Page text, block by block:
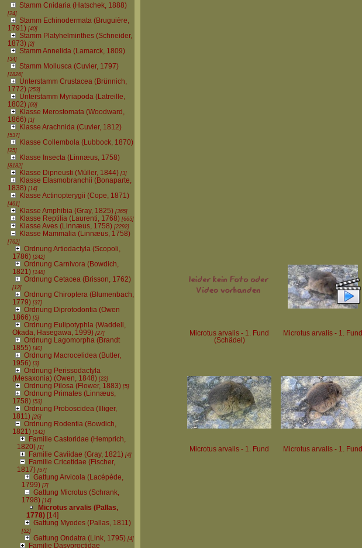
Stamm Cnidaria (Hatschek, 1888)
[24]
Stamm Echinodermata (Bruguière,
1791)[40]
Stamm Platyhelminthes (Schneider,
1873)[2]
Stamm Annelida (Lamarck, 1809)
[34]
Stamm Mollusca (Cuvier, 1797)
[1826]
Unterstamm Crustacea (Brünnich,
1772)[253]
Unterstamm Myriapoda (Latreille,
1802)[69]
Klasse Merostomata (Woodward,
1866)[1]
Klasse Arachnida (Cuvier, 1812)
[537]
Klasse Collembola (Lubbock, 1870)
[25]
Klasse Insecta (Linnæus, 1758)
[8182]
Klasse Dipneusti (Müller, 1844)[3]
Klasse Elasmobranchii (Bonaparte,
1838)[14]
Klasse Actinopterygii (Cope, 1871)
[461]
Klasse Amphibia (Gray, 1825)[365]
Klasse Reptilia (Laurenti, 1768)[665]
Klasse Aves (Linnæus, 1758)[2292]
Klasse Mammalia (Linnæus, 1758)
[762]
Ordnung Artiodactyla (Scopoli,
1786)[242]
Ordnung Carnivora (Bowdich,
1821)[148]
Ordnung Cetacea (Brisson, 1762)
[12]
Ordnung Chiroptera (Blumenbach,
1779)[37]
Ordnung Diprotodontia (Owen
1866)[5]
Ordnung Eulipotyphla (Waddell,
Okada, Hasegawa, 1999)[27]
Ordnung Lagomorpha (Brandt
1855)[40]
Ordnung Macrocelidea (Butler,
1956) [3]
Ordnung Perissodactyla
(Mesaxonia) (Owen, 1848)[22]
Ordnung Pilosa (Flower, 1883)[5]
Ordnung Primates (Linnæus,
1758)[53]
Ordnung Proboscidea (Illiger,
1811)[26]
Ordnung Rodentia (Bowdich,
1821)[142]
Familie Castoridae (Hemprich,
1820)[1]
Familie Caviidae (Gray, 1821)[4]
Familie Cricetidae (Fischer,
1817)[57]
Gattung Arvicola (Lacépède,
1799)[7]
Gattung Microtus (Schrank,
1798)[14]
Microtus arvalis (Pallas,
1778)[14]
Gattung Myodes (Pallas, 1811)
[32]
Gattung Ondatra (Link, 1795)[4]
Familie Dasyproctidae
Microtus arvalis - 1. Fund
(Schädel)
Microtus arvalis - 1. Fund
Microtus arvalis - 1. Fund Microtus arvalis - 1. Fund